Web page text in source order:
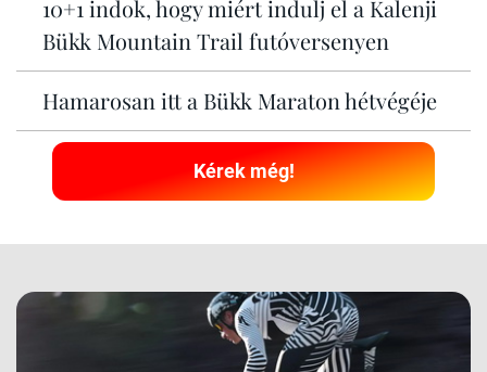
10+1 indok, hogy miért indulj el a Kalenji
Bükk Mountain Trail futóversenyen
Hamarosan itt a Bükk Maraton hétvégéje
Kérek még!